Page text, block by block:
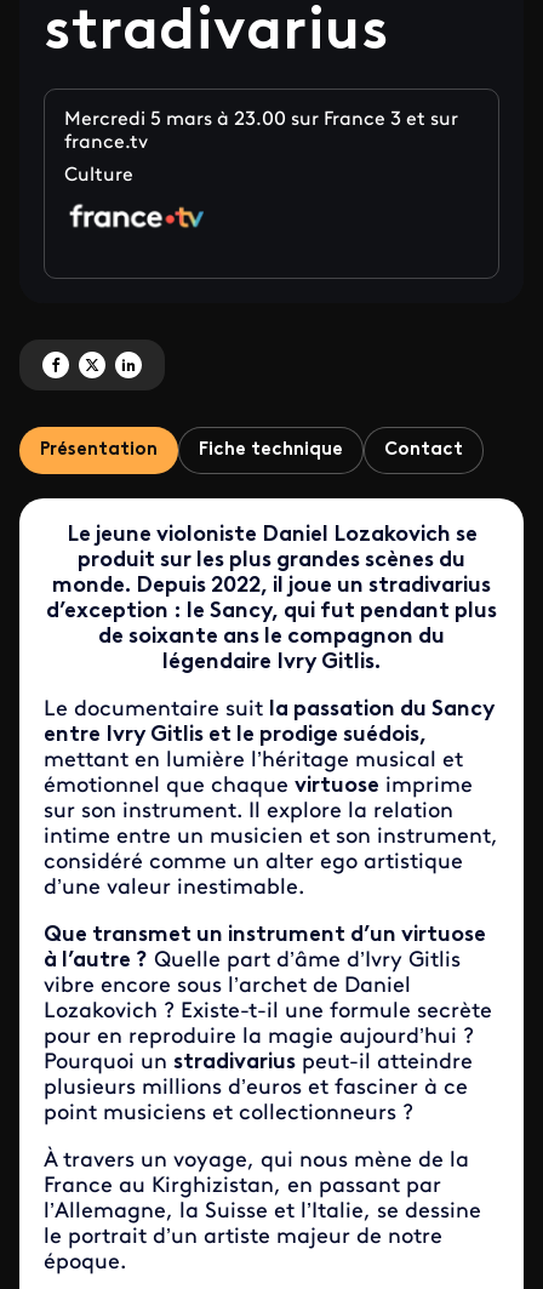
stradivarius
Mercredi 5 mars à 23.00 sur France 3 et sur
france.tv
Culture
Partagez 'Cordes sensibles - <br> Daniel Lozakovich et son stradivarius' sur
Partagez 'Cordes sensibles - <br> Daniel Lozakovich et son
Partagez 'Cordes sensibles - <br> Daniel Lozakovich et son
Présentation Fiche technique Contact
Le jeune violoniste Daniel Lozakovich se
produit sur les plus grandes scènes du
monde. Depuis 2022, il joue un stradivarius
d’exception : le Sancy, qui fut pendant plus
de soixante ans le compagnon du
légendaire Ivry Gitlis.
Le documentaire suit la passation du Sancy
entre Ivry Gitlis et le prodige suédois,
mettant en lumière l’héritage musical et
émotionnel que chaque virtuose imprime
sur son instrument. Il explore la relation
intime entre un musicien et son instrument,
considéré comme un alter ego artistique
d’une valeur inestimable.
Que transmet un instrument d’un virtuose
à l’autre ? Quelle part d’âme d’Ivry Gitlis
vibre encore sous l’archet de Daniel
Lozakovich ? Existe-t-il une formule secrète
pour en reproduire la magie aujourd’hui ?
Pourquoi un stradivarius peut-il atteindre
plusieurs millions d’euros et fasciner à ce
point musiciens et collectionneurs ?
À travers un voyage, qui nous mène de la
France au Kirghizistan, en passant par
l’Allemagne, la Suisse et l’Italie, se dessine
le portrait d’un artiste majeur de notre
époque.